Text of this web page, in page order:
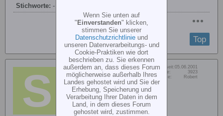
Stichworte: -
Top
siXtreme
Senior Member
Dabei seit:05.06.2001
Beiträge:
3923
Vorname:
Robert
Wenn Sie unten auf
"Einverstanden" klicken,
stimmen Sie unserer
Datenschutzrichtlinie und
unseren Datenverarbeitungs- und
Cookie-Praktiken wie dort
beschrieben zu. Sie erkennen
außerdem an, dass dieses Forum
möglicherweise außerhalb Ihres
Landes gehostet wird und Sie der
Erhebung, Speicherung und
Verarbeitung Ihrer Daten in dem
Land, in dem dieses Forum
gehostet wird, zustimmen.